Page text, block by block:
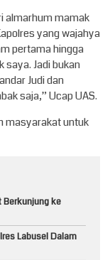
almarhum mamak
yang wajahya
pertama hingga
Jadi bukan
Judi dan
saja,” Ucap UAS.
masyarakat untuk
ke
Labusel Dalam